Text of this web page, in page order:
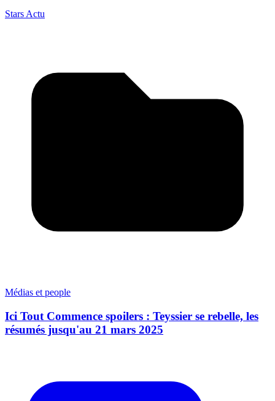
Stars Actu
Médias et people
Ici Tout Commence spoilers : Teyssier se rebelle, les
résumés jusqu'au 21 mars 2025